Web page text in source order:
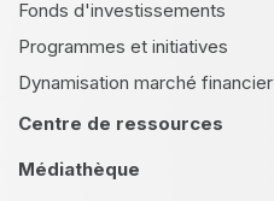
Fonds d'investissements
Programmes et initiatives
Dynamisation marché financier
Centre de ressources
Médiathèque